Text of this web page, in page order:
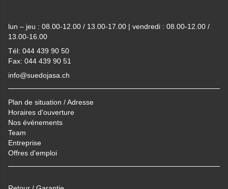
lun – jeu : 08.00-12.00 / 13.00-17.00 | vendredi : 08.00-12.00 /
13.00-16.00
Tél: 044 439 90 50
Fax: 044 439 90 51
info@suedojasa.ch
Plan de situation / Adresse
Horaires d'ouverture
Nos événements
Team
Entreprise
Offres d'emploi